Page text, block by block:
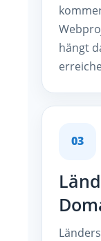
hängt
03